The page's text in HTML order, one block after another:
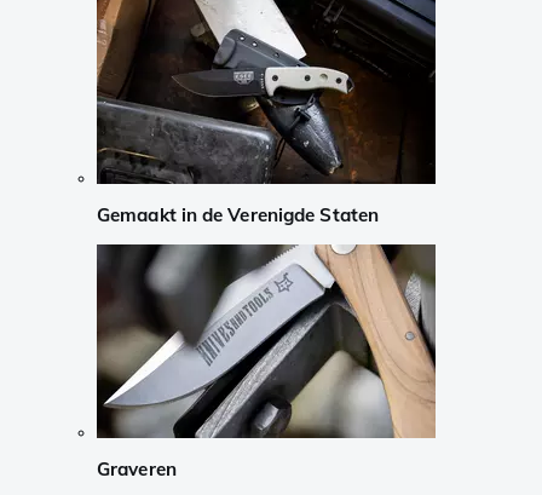
Gemaakt in de Verenigde Staten
Graveren